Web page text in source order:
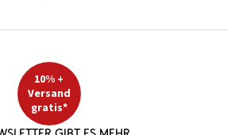
10% +
Versand
gratis*